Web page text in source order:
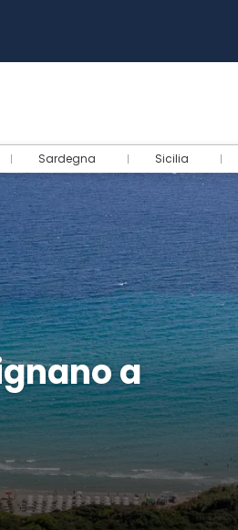
Sardegna Sicilia
a